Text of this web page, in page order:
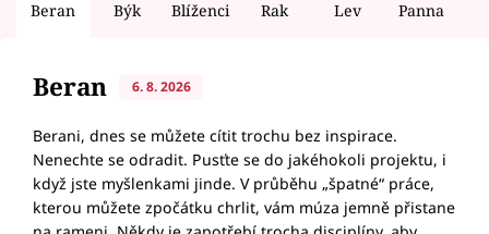
Beran Býk Blíženci Rak Lev Panna
Beran 6. 8. 2026
Berani, dnes se můžete cítit trochu bez inspirace.
Nenechte se odradit. Pusťte se do jakéhokoli projektu, i
když jste myšlenkami jinde. V průběhu „špatné“ práce,
kterou můžete zpočátku chrlit, vám múza jemně přistane